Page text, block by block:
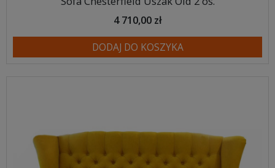
4 710,00 zł
DODAJ DO KOSZYKA